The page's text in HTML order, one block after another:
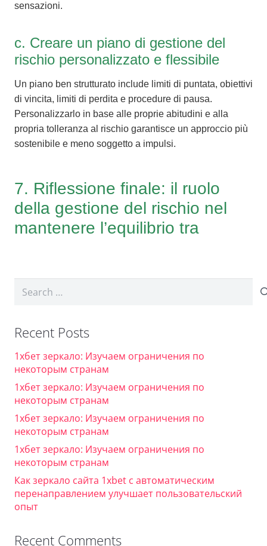
sensazioni.
c. Creare un piano di gestione del
rischio personalizzato e flessibile
Un piano ben strutturato include limiti di puntata, obiettivi
di vincita, limiti di perdita e procedure di pausa.
Personalizzarlo in base alle proprie abitudini e alla
propria tolleranza al rischio garantisce un approccio più
sostenibile e meno soggetto a impulsi.
7. Riflessione finale: il ruolo
della gestione del rischio nel
mantenere l’equilibrio tra
Search
Recent Posts
1хбет зеркало: Изучаем ограничения по
некоторым странам
1хбет зеркало: Изучаем ограничения по
некоторым странам
1хбет зеркало: Изучаем ограничения по
некоторым странам
1хбет зеркало: Изучаем ограничения по
некоторым странам
Как зеркало сайта 1xbet с автоматическим
перенаправлением улучшает пользовательский
опыт
Recent Comments